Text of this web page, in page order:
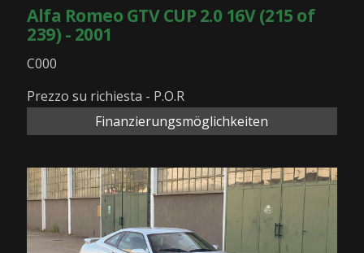
Alfa Romeo GTV CUP 2.0 16V (215 of
239) - 2001
C000
Prezzo su richiesta - P.O.R
Finanzierungsmöglichkeiten